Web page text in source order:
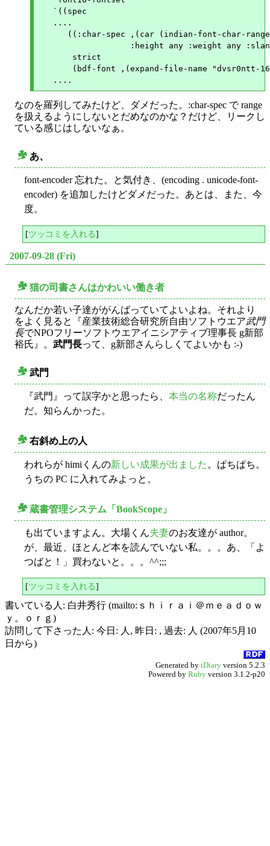
   `((spec
   ....
((:char-spec ,(car (indian-font-char-
       strict
(bdf-font ,(expand-file-name "dvsr0ntt-
なのを羅列してみたけど、ダメだった。:char-spec で range
を扱えるようにしないとだめなのかな？だけど、リークし
ている感じはしないなぁ。
あ、
font-encoder 忘れた。と気付き、(encoding . unicode-font-
encoder) を追加したけどダメだった。あとは、また、今
度。
[ツッコミを入れる]
2007-09-28 (Fri)
猫の司書さんはかわいい働き者
なんだか若い子達ががんばっていてよいよね。それより
をよく見ると『産業技術総合研究所自由ソフトウエア武門
長でNPOフリーソフトウエアイニシアティブ理事長 g新部
裕氏』。 武門長って、g新部さんらしくてよいかも :-)
武門
『武門』って誤字かと思ったら、 本当の名称だったん
だ。知らんかった。
右斜め上の人
われらが himiくんの新しい成果が出ました 。ぱちぱち。
うちの PC に入れてみよっと。
蔵書管理システム「BookScope」
も出ていますよん。大場くん夫妻のお友達が author。
が、最近、ほとんど本を読んでいない私。。。あ、「よ
つばと！」買わないと。。。^^;;;
[ツッコミを入れる]
書いている人: 白井秀行 (mailto:ｓｈｉｒａｉ＠ｍｅａｄｏｗ
ｙ。ｏｒｇ)
訪問して下さった人: 今日: 人, 昨日: , 過去: 人 (2007年5月10
日から)
Generated by tDiary version 5.2.3
Powered by Ruby version 3.1.2-p20